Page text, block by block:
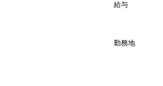
給与
勤務地